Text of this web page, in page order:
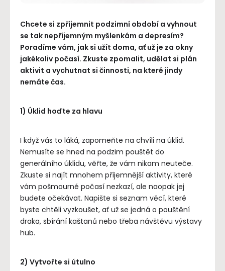
Chcete si zpříjemnit podzimní období a vyhnout
se tak nepříjemným myšlenkám a depresím?
Poradíme vám, jak si užít doma, ať už je za okny
jakékoliv počasí. Zkuste zpomalit, udělat si plán
aktivit a vychutnat si činnosti, na které jindy
nemáte čas.
1) Úklid hoďte za hlavu
I když vás to láká, zapomeňte na chvíli na úklid.
Nemusíte se hned na podzim pouštět do
generálního úklidu, věřte, že vám nikam neuteče.
Zkuste si najít mnohem příjemnější aktivity, které
vám pošmourné počasí nezkazí, ale naopak jej
budete očekávat. Napište si seznam věcí, které
byste chtěli vyzkoušet, ať už se jedná o pouštění
draka, sbírání kaštanů nebo třeba návštěvu výstavy
hub.
2) Vytvořte si útulno